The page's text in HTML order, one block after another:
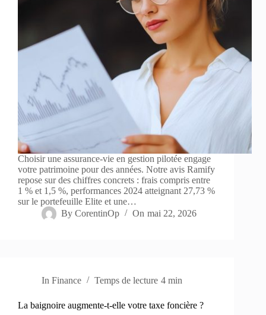
Choisir une assurance-vie en gestion pilotée engage
votre patrimoine pour des années. Notre avis Ramify
repose sur des chiffres concrets : frais compris entre
1 % et 1,5 %, performances 2024 atteignant 27,73 %
sur le portefeuille Elite et une…
By CorentinOp On mai 22, 2026
In Finance Temps de lecture 4 min
La baignoire augmente-t-elle votre taxe foncière ?